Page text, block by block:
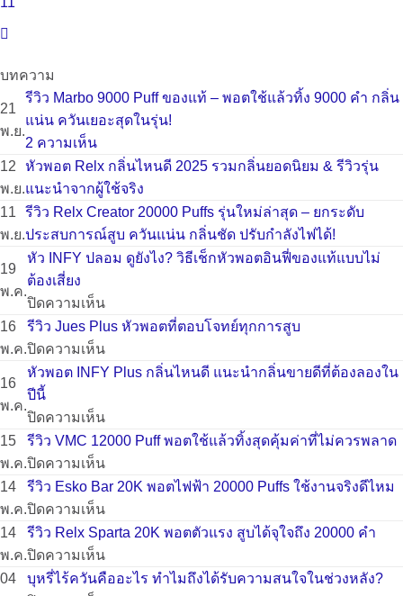
บทความ
21
พ.ย.
รีวิว Marbo 9000 Puff ของแท้ – พอตใช้แล้วทิ้ง 9000 คำ กลิ่น
แน่น ควันเยอะสุดในรุ่น!
2 ความเห็นบน
รีวิว
Marbo
9000
Puff
ของ
–
พอต
ใช้
แล้ว
9000
คำ
กลิ่น
แน่น
เยอะ
ใน
12
พ.ย.
หัวพอต Relx กลิ่นไหนดี 2025 รวมกลิ่นยอดนิยม & รีวิวรุ่น
แนะนำจากผู้ใช้จริง
ไม่มี
ความ
เห็น
บน
หัว
พอต
Relx
กลิ่น
ไหน
ดี
2025
รวม
กลิ่น
ยอด
นิยม
&
รีวิว
รุ่น
11
พ.ย.
รีวิว Relx Creator 20000 Puffs รุ่นใหม่ล่าสุด – ยกระดับ
ประสบการณ์สูบ ควันแน่น กลิ่นชัด ปรับกำลังไฟได้!
ไม่มี
ความ
เห็น
บน
รีวิว
Relx
Creator
20000
Puffs
รุ่น
ใหม่
ล่าสุด
–
ยก
ระดับ
ประสบการณ์
19
พ.ค.
หัว INFY ปลอม ดูยังไง? วิธีเช็กหัวพอตอินฟี่ของแท้แบบไม่
ต้องเสี่ยง
ปิดความเห็นบน
หัว
ปลอม
ไง?
เช็ก
พอ
ฟี่
16
พ.ค.
รีวิว Jues Plus หัวพอตที่ตอบโจทย์ทุกการสูบ
ปิดความเห็นบน
รีวิว
หัว
ที่
โจทย์
การ
16
พ.ค.
หัวพอต INFY Plus กลิ่นไหนดี แนะนำกลิ่นขายดีที่ต้องลองใน
ปีนี้
ปิดความเห็นบน
หัว
INFY
กลิ่น
ดี
15
พ.ค.
รีวิว VMC 12000 Puff พอตใช้แล้วทิ้งสุดคุ้มค่าที่ไม่ควรพลาด
ปิดความเห็นบน
รีวิว
12000
พอต
14
พ.ค.
รีวิว Esko Bar 20K พอตไฟฟ้า 20000 Puffs ใช้งานจริงดีไหม
ปิดความเห็นบน
รีวิว
Bar
14
พ.ค.
รีวิว Relx Sparta 20K พอตตัวแรง สูบได้จุใจถึง 20000 คำ
ปิดความเห็นบน
รีวิว
04
บุหรี่ไร้ควันคืออะไร ทำไมถึงได้รับความสนใจในช่วงหลัง?